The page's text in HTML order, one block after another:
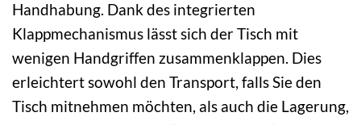
Handhabung. Dank des integrierten
Klappmechanismus lässt sich der Tisch mit
wenigen Handgriffen zusammenklappen. Dies
erleichtert sowohl den Transport, falls Sie den
Tisch mitnehmen möchten, als auch die Lagerung,